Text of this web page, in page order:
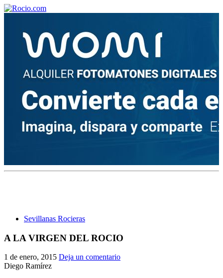
Sevillanas Rocieras
A LA VIRGEN DEL ROCIO
1 de enero, 2015 Deja un comentario
Diego Ramírez
¡Bienvenido! Soy el asistente virtual de rocio.com.
¿En qué puedo ayudarte?
¿Cuándo se construyó la primera ermita?
El traslado cada siete años
Rocío?